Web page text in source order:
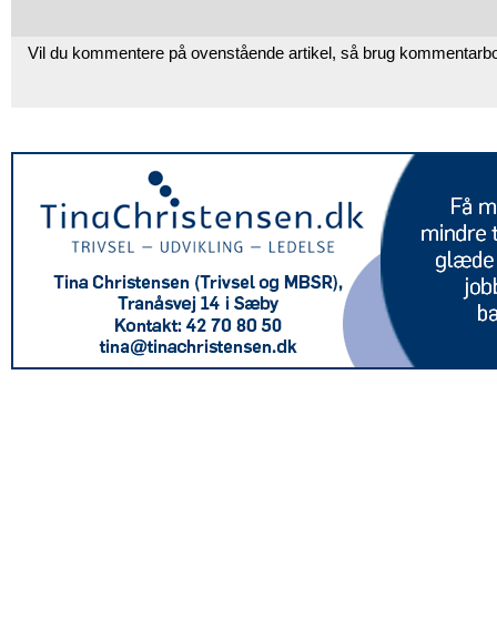
Vil du kommentere på ovenstående artikel, så brug